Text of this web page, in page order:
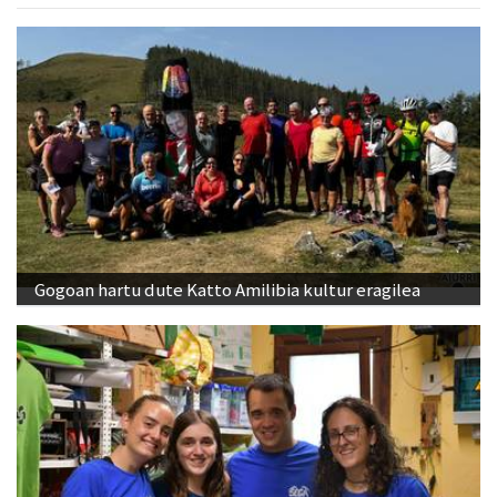
Gogoan hartu dute Katto Amilibia kultur eragilea